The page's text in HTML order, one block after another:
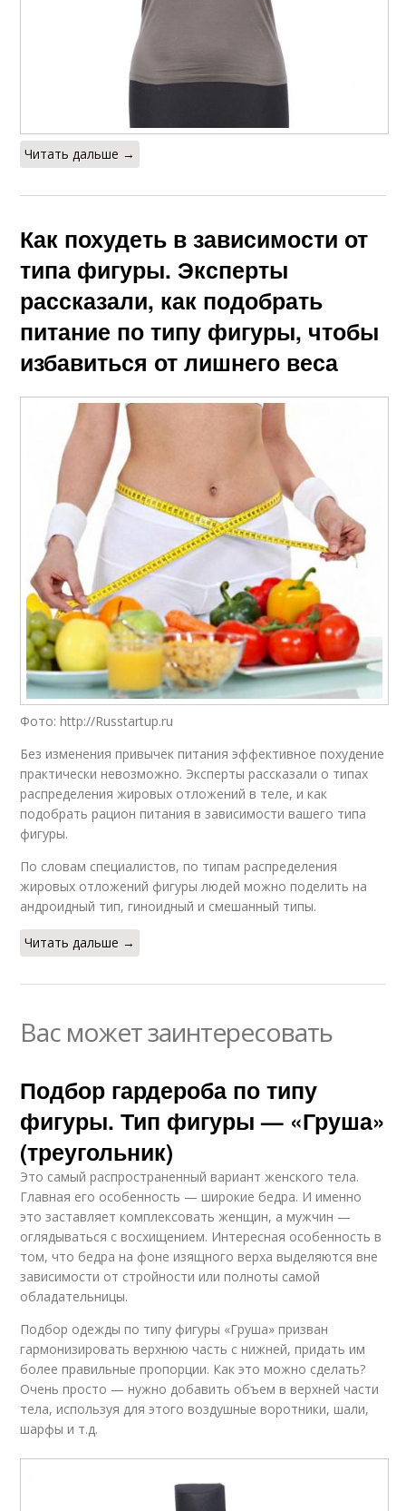
Читать дальше →
Как похудеть в зависимости от
типа фигуры. Эксперты
рассказали, как подобрать
питание по типу фигуры, чтобы
избавиться от лишнего веса
Фото: http://Russtartup.ru
Без изменения привычек питания эффективное похудение
практически невозможно. Эксперты рассказали о типах
распределения жировых отложений в теле, и как
подобрать рацион питания в зависимости вашего типа
фигуры.
По словам специалистов, по типам распределения
жировых отложений фигуры людей можно поделить на
андроидный тип, гиноидный и смешанный типы.
Читать дальше →
Вас может заинтересовать
Подбор гардероба по типу
фигуры. Тип фигуры — «Груша»
(треугольник)
Это самый распространенный вариант женского тела.
Главная его особенность — широкие бедра. И именно
это заставляет комплексовать женщин, а мужчин —
оглядываться с восхищением. Интересная особенность в
том, что бедра на фоне изящного верха выделяются вне
зависимости от стройности или полноты самой
обладательницы.
Подбор одежды по типу фигуры «Груша» призван
гармонизировать верхнюю часть с нижней, придать им
более правильные пропорции. Как это можно сделать?
Очень просто — нужно добавить объем в верхней части
тела, используя для этого воздушные воротники, шали,
шарфы и т.д.